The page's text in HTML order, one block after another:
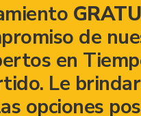
de
en
Le
opciones